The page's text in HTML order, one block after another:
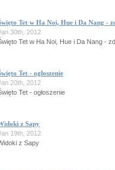
Tet w Ha Noi, Hue i Da Nang -
30th, 2012
Tet w Ha Noi, Hue i Da Nang -
Tet - ogłoszenie
20th, 2012
Tet - ogłoszenie
z Sapy
19th, 2012
z Sapy